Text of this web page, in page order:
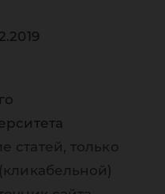
статей, только